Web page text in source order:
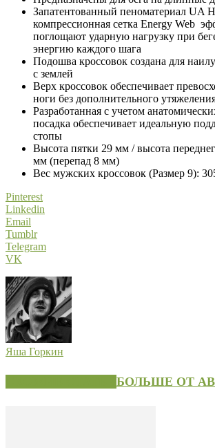
Запатентованный пеноматериал UA
компрессионная сетка Energy Web
поглощают ударную нагрузку при
энергию каждого шага
Подошва кроссовок создана для
с землей
Верх кроссовок обеспечивает
ноги без дополнительного
Разработанная с учетом
посадка обеспечивает идеальную
стопы
Высота пятки 29 мм / высота
мм (перепад 8 мм)
Вес мужских кроссовок (Размер 9):
Pinterest
Linkedin
Email
Tumblr
Telegram
VK
Яша Горкин
БОЛЬШЕ ОТ